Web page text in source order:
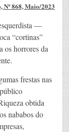
868, Maio/2023
—
“cortinas”
os horrores da
frestas nas
obtida
nababos do